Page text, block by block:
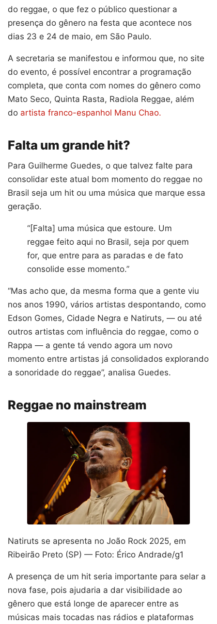
do reggae, o que fez o público questionar a
presença do gênero na festa que acontece nos
dias 23 e 24 de maio, em São Paulo.
A secretaria se manifestou e informou que, no site
do evento, é possível encontrar a programação
completa, que conta com nomes do gênero como
Mato Seco, Quinta Rasta, Radiola Reggae, além
do artista franco-espanhol Manu Chao.
Falta um grande hit?
Para Guilherme Guedes, o que talvez falte para
consolidar este atual bom momento do reggae no
Brasil seja um hit ou uma música que marque essa
geração.
“[Falta] uma música que estoure. Um
reggae feito aqui no Brasil, seja por quem
for, que entre para as paradas e de fato
consolide esse momento.”
“Mas acho que, da mesma forma que a gente viu
nos anos 1990, vários artistas despontando, como
Edson Gomes, Cidade Negra e Natiruts, — ou até
outros artistas com influência do reggae, como o
Rappa — a gente tá vendo agora um novo
momento entre artistas já consolidados explorando
a sonoridade do reggae”, analisa Guedes.
Reggae no mainstream
Natiruts se apresenta no João Rock 2025, em
Ribeirão Preto (SP) — Foto: Érico Andrade/g1
A presença de um hit seria importante para selar a
nova fase, pois ajudaria a dar visibilidade ao
gênero que está longe de aparecer entre as
músicas mais tocadas nas rádios e plataformas